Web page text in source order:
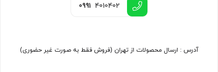
0991 4010402
آدرس : ارسال محصولات از تهران (فروش فقط به صورت غیر حضوری)